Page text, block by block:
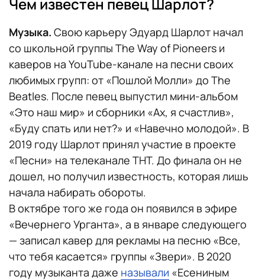
Музыка. Свою карьеру Эдуард Шарлот начал
со школьной группы The Way of Pioneers и
каверов на YouTube-канале на песни своих
любимых групп: от «Пошлой Молли» до The
Beatles. После певец выпустил мини-альбом
«Это наш мир» и сборники «Ах, я счастлив»,
«Буду спать или нет?» и «Навечно молодой». В
2019 году Шарлот принял участие в проекте
«Песни» на телеканале ТНТ. До финала он не
дошел, но получил известность, которая лишь
начала набирать обороты.
В октябре того же года он появился в эфире
«Вечернего Урганта», а в январе следующего
— записал кавер для рекламы на песню «Все,
что тебя касается» группы «Звери». В 2020
году музыканта даже называли «Есениным